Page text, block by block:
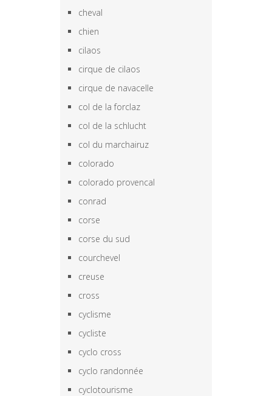
cheval
chien
cilaos
cirque de cilaos
cirque de navacelle
col de la forclaz
col de la schlucht
col du marchairuz
colorado
colorado provencal
conrad
corse
corse du sud
courchevel
creuse
cross
cyclisme
cycliste
cyclo cross
cyclo randonnée
cyclotourisme